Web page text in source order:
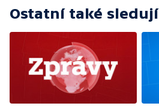
Ostatní také sledují